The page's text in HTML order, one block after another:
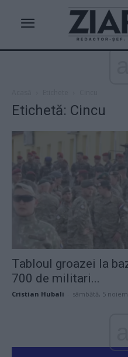
Etichetă: Cincu
Tabloul groazei la
700 de militari...
Cristian Hubali sâmbătă, 5